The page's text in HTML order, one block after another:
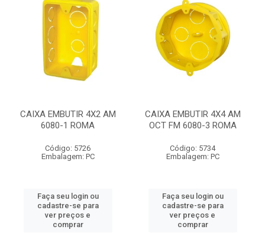
CAIXA EMBUTIR 4X2 AM
6080-1 ROMA
Código: 5726
Embalagem: PC
Faça seu login ou
cadastre-se para
ver preços e
comprar
CAIXA EMBUTIR 4X4 AM
OCT FM 6080-3 ROMA
Código: 5734
Embalagem: PC
Faça seu login ou
cadastre-se para
ver preços e
comprar